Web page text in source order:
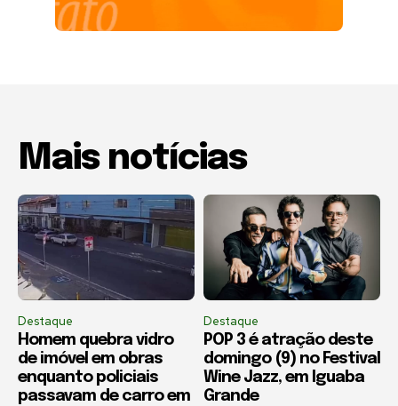
Mais notícias
Destaque
Homem quebra vidro
de imóvel em obras
enquanto policiais
passavam de carro em
Destaque
POP 3 é atração deste
domingo (9) no Festival
Wine Jazz, em Iguaba
Grande